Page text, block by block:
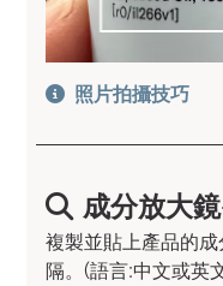
照片拍攝技巧
成分放大
複製並貼上產品的
隔。(語言:中文或英